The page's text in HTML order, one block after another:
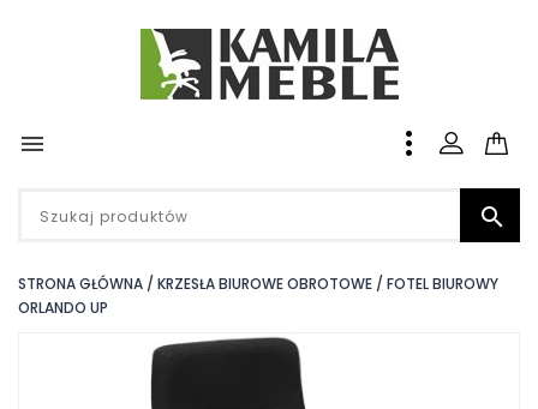


STRONA GŁÓWNA KRZESŁA BIUROWE OBROTOWE
FOTEL BIUROWY
ORLANDO UP